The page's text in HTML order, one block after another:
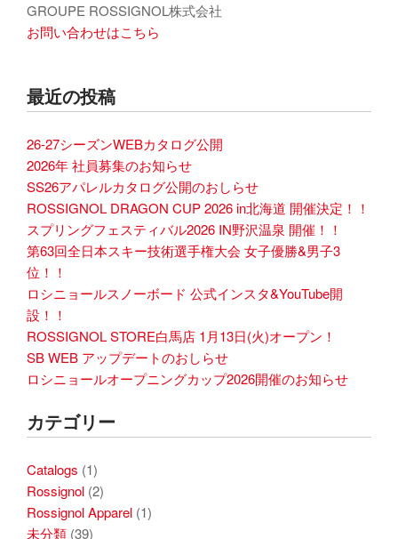
GROUPE ROSSIGNOL株式会社
お問い合わせはこちら
最近の投稿
26-27シーズンWEBカタログ公開
2026年 社員募集のお知らせ
SS26アパレルカタログ公開のおしらせ
ROSSIGNOL DRAGON CUP 2026 in北海道 開催決定！！
スプリングフェスティバル2026 IN野沢温泉 開催！！
第63回全日本スキー技術選手権大会 女子優勝&男子3
位！！
ロシニョールスノーボード 公式インスタ&YouTube開
設！！
ROSSIGNOL STORE白馬店 1月13日(火)オープン！
SB WEB アップデートのおしらせ
ロシニョールオープニングカップ2026開催のお知らせ
カテゴリー
Catalogs (1)
Rossignol (2)
Rossignol Apparel (1)
未分類 (39)